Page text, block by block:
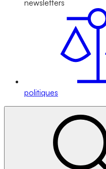
newsletters
politiques